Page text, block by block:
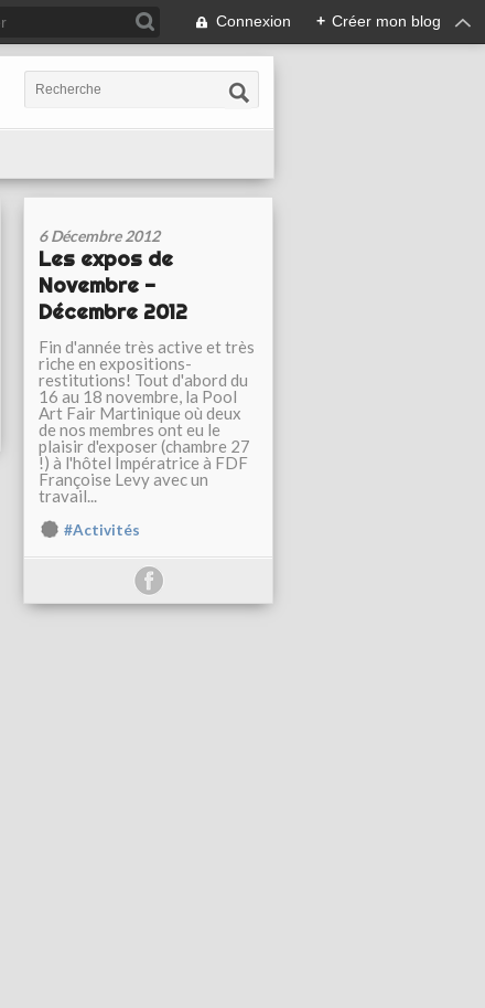
Connexion + Créer mon blog
6 Décembre 2012
Les expos de
Novembre -
Décembre 2012
Fin d'année très active et très
riche en expositions-
restitutions! Tout d'abord du
16 au 18 novembre, la Pool
Art Fair Martinique où deux
de nos membres ont eu le
plaisir d'exposer (chambre 27
!) à l'hôtel Impératrice à FDF
Françoise Levy avec un
travail...
#Activités